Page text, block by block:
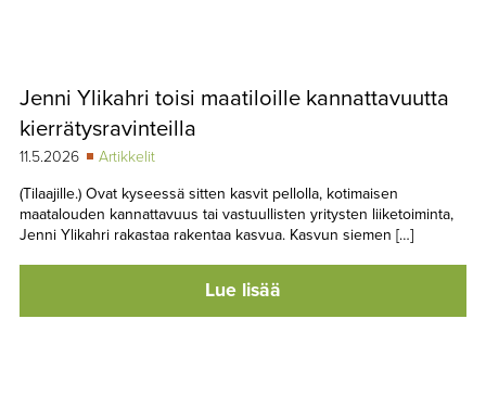
Jenni Ylikahri toisi maatiloille kannattavuutta
kierrätysravinteilla
11.5.2026
Artikkelit
(Tilaajille.) Ovat kyseessä sitten kasvit pellolla, kotimaisen
maatalouden kannattavuus tai vastuullisten yritysten liiketoiminta,
Jenni Ylikahri rakastaa rakentaa kasvua. Kasvun siemen […]
Lue lisää